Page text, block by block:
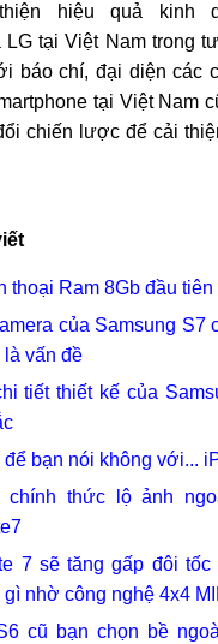
hiệu quả kinh
LG tại Việt Nam trong
báo chí, đại diện các
tại Việt Nam
chiến lược để cải
thoại Ram 8Gb đầu
của Samsung S7
là vấn đề
tiết thiết kế của
để bạn nói không với...
chính thức lộ ảnh
7 sẽ tăng gấp đôi
nhờ công nghệ 4x4
cũ bạn chọn bề